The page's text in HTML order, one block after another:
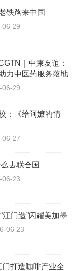
铁路来中国
06-29
｜中柬友谊：
力中医药服务落地
06-29
：《给阿嬷的情
06-27
去联合国
06-23
江门造”闪耀美加墨
06-23
门打造咖啡产业全